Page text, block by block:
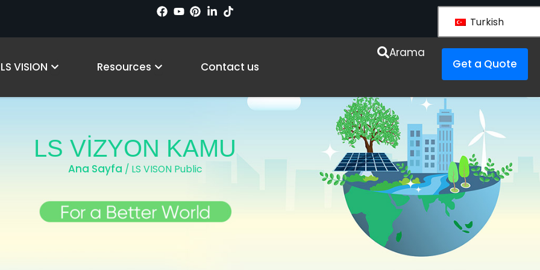
Turkish
VISION Open Why LS VISION
Resources Open Resources
Contact us
Arama
Get a Quote
LS VİZYON KAMU
Ana Sayfa / LS VISON Public